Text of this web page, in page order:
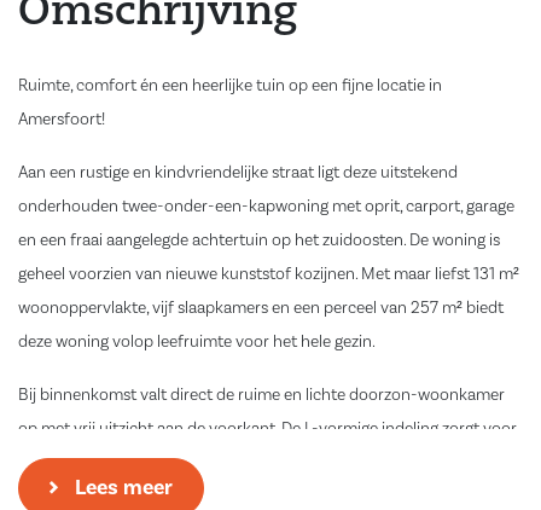
Omschrijving
Ruimte, comfort én een heerlijke tuin op een fijne locatie in
Amersfoort!
Aan een rustige en kindvriendelijke straat ligt deze uitstekend
onderhouden twee-onder-een-kapwoning met oprit, carport, garage
en een fraai aangelegde achtertuin op het zuidoosten. De woning is
geheel voorzien van nieuwe kunststof kozijnen. Met maar liefst 131 m²
woonoppervlakte, vijf slaapkamers en een perceel van 257 m² biedt
deze woning volop leefruimte voor het hele gezin.
Bij binnenkomst valt direct de ruime en lichte doorzon-woonkamer
op met vrij uitzicht aan de voorkant. De L-vormige indeling zorgt voor
een sfeervolle zithoek en een prettige verbinding met de eetkamer en
de open keuken. Dankzij de grote raampartijen geniet de woonkamer
Lees meer